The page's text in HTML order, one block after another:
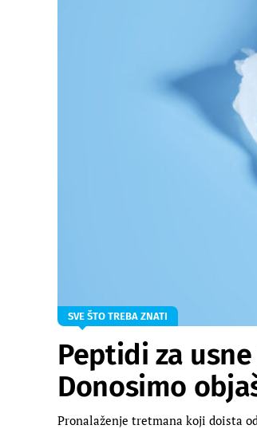
SVE ŠTO TREBA ZNATI
Peptidi za
Donosimo
Pronalaženje tretmana koji doista